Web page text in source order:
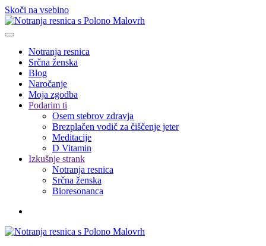
Skoči na vsebino
Notranja resnica
Srčna ženska
Blog
Naročanje
Moja zgodba
Podarim ti
Osem stebrov zdravja
Brezplačen vodič za čiščenje jeter
Meditacije
D Vitamin
Izkušnje strank
Notranja resnica
Srčna ženska
Bioresonanca